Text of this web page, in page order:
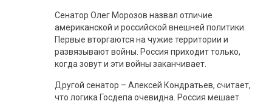
Сенатор Олег Морозов назвал отличие
американской и российской внешней политики.
Первые вторгаются на чужие территории и
развязывают войны. Россия приходит только,
когда зовут и эти войны заканчивает.
Другой сенатор – Алексей Кондратьев, считает,
что логика Госдепа очевидна. Россия мешает